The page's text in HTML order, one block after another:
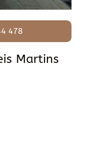
478
Martins